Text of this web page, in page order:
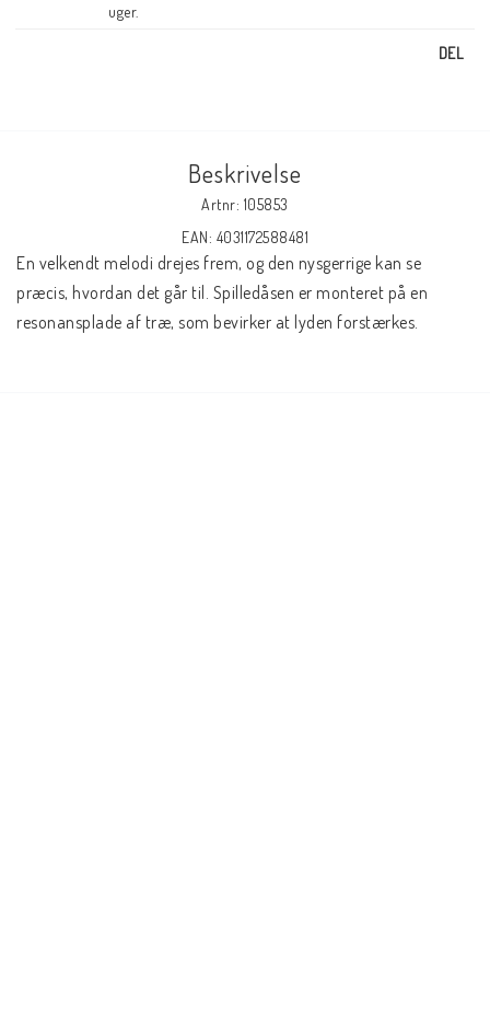
uger.
DEL
Beskrivelse
Artnr: 105853
EAN: 4031172588481
En velkendt melodi drejes frem, og den nysgerrige kan se
præcis, hvordan det går til. Spilledåsen er monteret på en
resonansplade af træ, som bevirker at lyden forstærkes.